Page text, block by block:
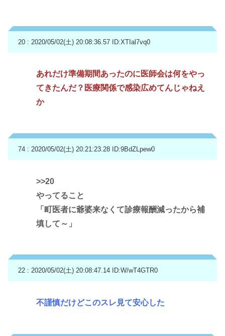
20 : 2020/05/02(土) 20:08:36.57 ID:XTIal7vq0
あれだけ準備期間あったのに医師会は何をやっ
てきたんだ？医療関係で感染広めてんじゃねえ
か
74 : 2020/05/02(土) 20:21:23.28 ID:9BdZLpew0
>>20
やってること
「町医者に爺婆来なくて診療報酬減ったから補
填して～」
22 : 2020/05/02(土) 20:08:47.14 ID:W/wT4GTR0
不謹慎だけどこのスレ見て安心した